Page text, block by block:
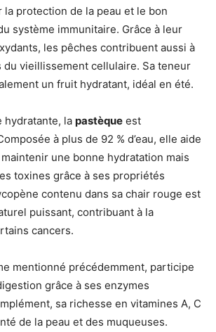
protection de la peau et le bon
système immunitaire. Grâce à leur
les pêches contribuent aussi à
vieillissement cellulaire. Sa teneur
un fruit hydratant, idéal en été.
hydratante, la pastèque est
à plus de 92 % d’eau, elle aide
une bonne hydratation mais
toxines grâce à ses propriétés
contenu dans sa chair rouge est
puissant, contribuant à la
cancers.
mentionné précédemment, participe
grâce à ses enzymes
sa richesse en vitamines A, C
de la peau et des muqueuses.